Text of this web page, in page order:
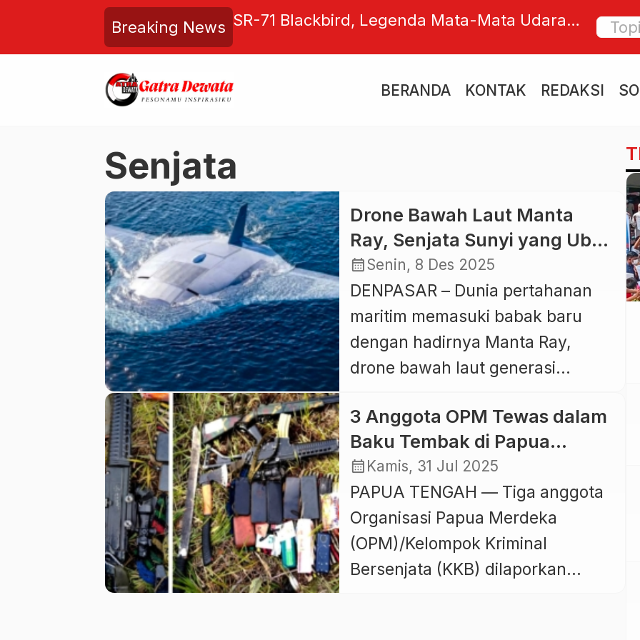
Breaking News
Klarifikasi Video
Total Ada 15 Titik
SR-71 Blackbird, Legenda Mata-Mata Udara
Si
BERANDA KONTAK REDAKSI
Senjata
Drone Bawah Laut Manta
Ray, Senjata Sunyi yang Ubah
Dasar Laut jadi Jaringan
Sensor Strategis
calendar_monthSenin, 8 Des 2025
DENPASAR – Dunia pertahanan
maritim memasuki babak baru
dengan hadirnya Manta Ray,
drone bawah laut generasi
menempuh misi jarak jauh dan
bertahan berbulan-bulan di
kedalaman laut tanpa perlu awak.
Drone ini baru saja menyelesaikan
uji coba skala penuh di perairan
California Selatan pada awal
2024 dan langsung mencuri
3 Anggota OPM Tewas dalam
Baku Tembak di Papua
Tengah
calendar_month Kamis, 31 Jul 2025
PAPUA TENGAH — Tiga anggota
Organisasi Papua Merdeka
(OPM)/Kelompok Kriminal
Bersenjata (KKB) dilaporkan